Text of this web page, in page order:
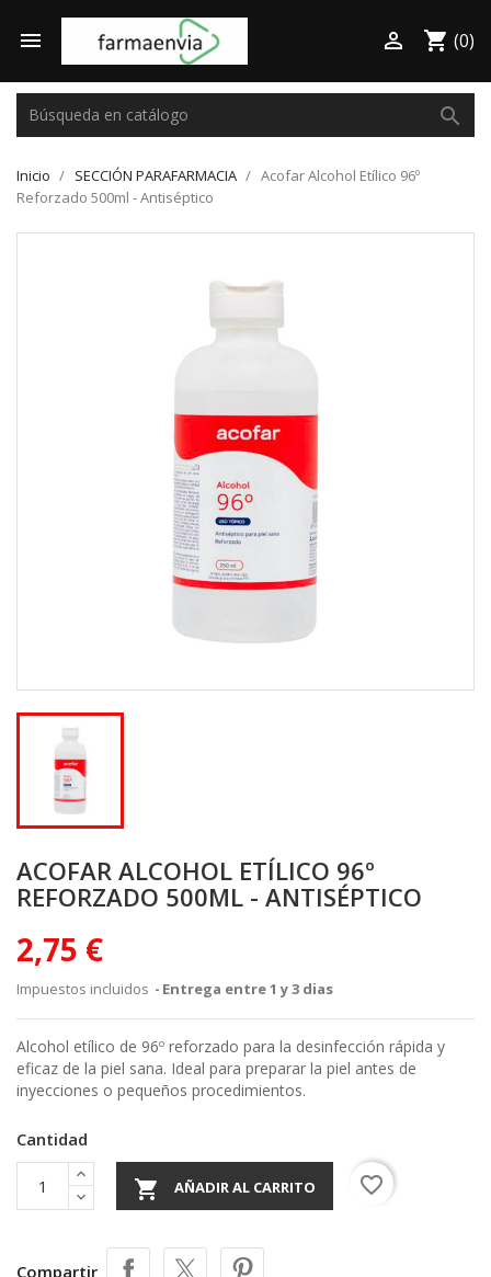
 shopping_cart (0)

search
Inicio SECCIÓN PARAFARMACIA
Acofar Alcohol Etílico 96º
Reforzado 500ml - Antiséptico
ACOFAR ALCOHOL ETÍLICO 96º
REFORZADO 500ML - ANTISÉPTICO
2,75 €
Impuestos incluidos Entrega entre 1 y 3 dias
Alcohol etílico de 96º reforzado para la desinfección rápida y
eficaz de la piel sana. Ideal para preparar la piel antes de
inyecciones o pequeños procedimientos.
Cantidad
 AÑADIR AL CARRITO favorite_border
Compartir